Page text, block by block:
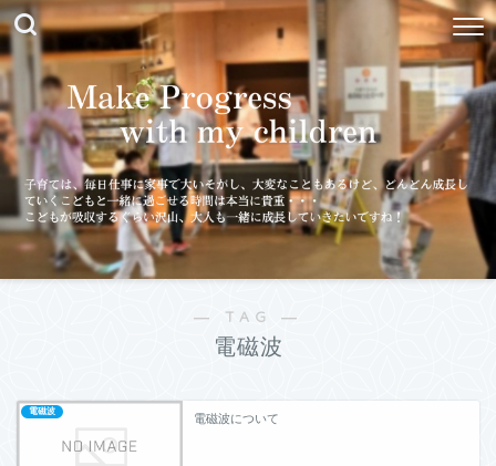
― TAG ―
電磁波
電磁波
電磁波について